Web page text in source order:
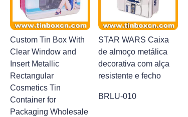
Custom Tin Box With
Clear Window and
Insert Metallic
Rectangular
Cosmetics Tin
Container for
Packaging Wholesale
STAR WARS Caixa
de almoço metálica
decorativa com alça
resistente e fecho
BRLU-010